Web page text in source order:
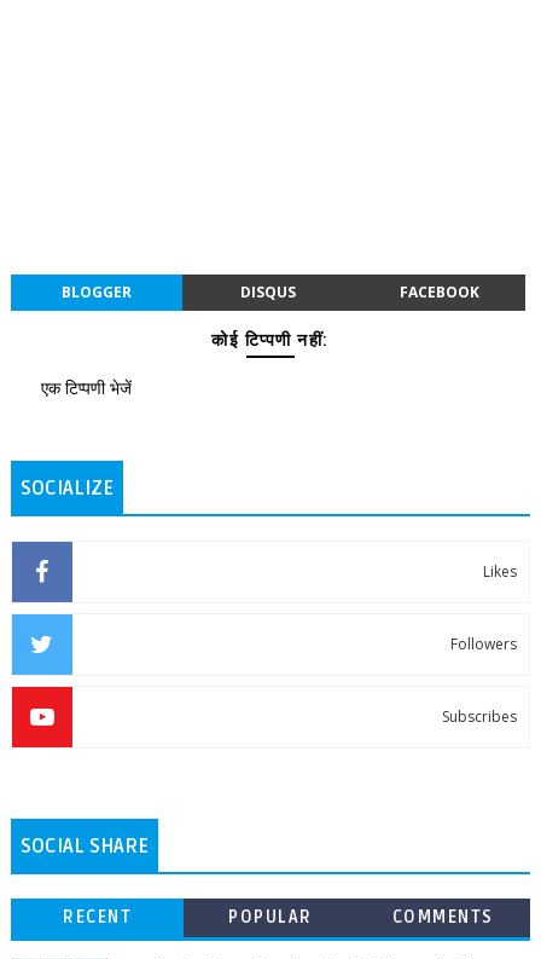
BLOGGER DISQUS FACEBOOK
कोई टिप्पणी नहीं:
एक टिप्पणी भेजें
SOCIALIZE
Likes
Followers
Subscribes
SOCIAL SHARE
RECENT POPULAR COMMENTS